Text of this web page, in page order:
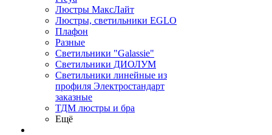
Люстры МаксЛайт
Люстры, светильники EGLO
Плафон
Разные
Светильники "Galassie"
Светильники ДИОЛУМ
Светильники линейные из
профиля Электростандарт
заказные
ТДМ люстры и бра
Ещё